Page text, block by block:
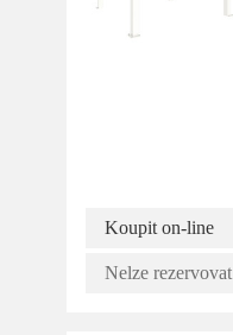
Koupit on-line
Nelze rezervovat